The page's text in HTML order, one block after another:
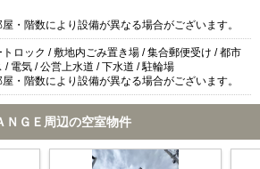
・階数により設備が異なる場合がございます。
トロック / 敷地内ごみ置き場 / 集合郵便受け / 都市
/ 電気 / 公営上水道 / 下水道 / 駐輪場
・階数により設備が異なる場合がございます。
ＧＥ周辺の空室物件